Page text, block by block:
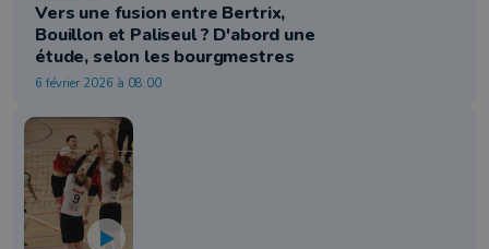
Vers une fusion entre Bertrix,
Bouillon et Paliseul ? D'abord une
étude, selon les bourgmestres
6 février 2026 à 08:00